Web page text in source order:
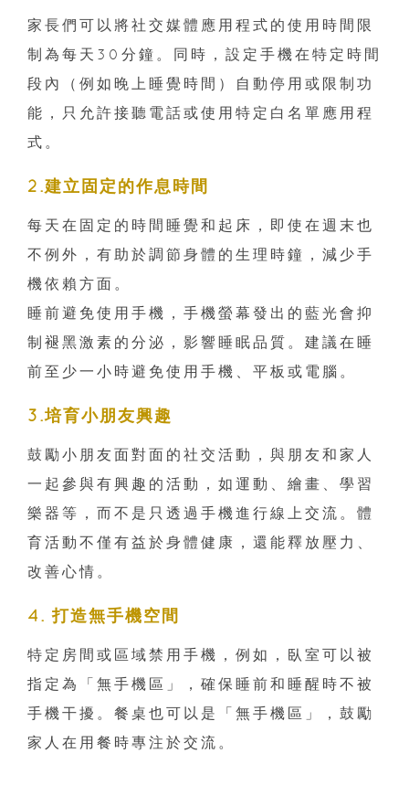
家長們可以將社交媒體應用程式的使用時間限
制為每天30分鐘。同時，設定手機在特定時間
段內（例如晚上睡覺時間）自動停用或限制功
能，只允許接聽電話或使用特定白名單應用程
式。
2.建立固定的作息時間
每天在固定的時間睡覺和起床，即使在週末也
不例外，有助於調節身體的生理時鐘，減少手
機依賴方面。
睡前避免使用手機，手機螢幕發出的藍光會抑
制褪黑激素的分泌，影響睡眠品質。建議在睡
前至少一小時避免使用手機、平板或電腦。
3.培育小朋友興趣
鼓勵小朋友面對面的社交活動，與朋友和家人
一起參與有興趣的活動，如運動、繪畫、學習
樂器等，而不是只透過手機進行線上交流。體
育活動不僅有益於身體健康，還能釋放壓力、
改善心情。
4. 打造無手機空間
特定房間或區域禁用手機，例如，臥室可以被
指定為「無手機區」，確保睡前和睡醒時不被
手機干擾。餐桌也可以是「無手機區」，鼓勵
家人在用餐時專注於交流。